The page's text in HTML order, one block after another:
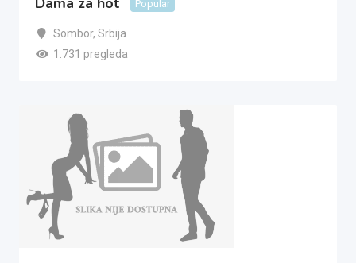
Popular
Sombor, Srbija
1.731 pregleda